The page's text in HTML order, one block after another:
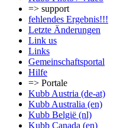
=> support
fehlendes Ergebnis!!!
Letzte Änderungen
Link us
Links
Gemeinschafts­portal
Hilfe
=> Portale
Kubb Austria (de-at)
Kubb Australia (en)
Kubb België (nl)
Kubb Canada (en)